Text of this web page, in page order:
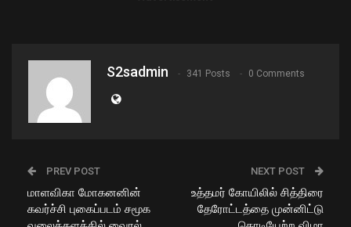
S2sadmin 341 Posts 0 Comments
PREV POST
மாளவிகா மோகனனின்
கவர்ச்சி புகைப்படம் சமூக
NEXT POST
உத்தமர் கோயிலில் சித்திரை
தேரோட்டத்தை முன்னிட்டு